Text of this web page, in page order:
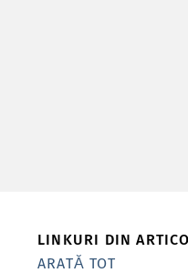
LINKURI DIN
ARATĂ TOT